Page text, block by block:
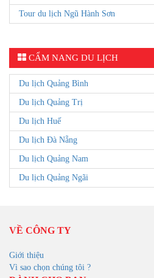
Tour du lịch Ngũ Hành Sơn
CẨM NANG DU LỊCH
Du lịch Quảng Bình
Du lịch Quảng Trị
Du lịch Huế
Du lịch Đà Nẵng
Du lịch Quảng Nam
Du lịch Quảng Ngãi
VỀ CÔNG TY
Giới thiệu
Vì sao chọn chúng tôi ?